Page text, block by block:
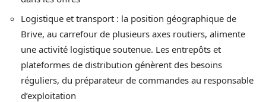
Logistique et transport : la position géographique de
Brive, au carrefour de plusieurs axes routiers, alimente
une activité logistique soutenue. Les entrepôts et
plateformes de distribution génèrent des besoins
réguliers, du préparateur de commandes au responsable
d’exploitation